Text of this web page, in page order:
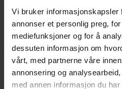
Vi bruker informasjonskapsler
annonser et personlig preg,
mediefunksjoner og for å
dessuten informasjon om
vårt, med partnerne våre
annonsering og
med annen informasjon du
Benken er polstret med
behagelig sitteopplevelse, og
De solide gummitrebenene og
stabilitet og holdbarhet for
Enkel Montering
Benken er enkel å sette